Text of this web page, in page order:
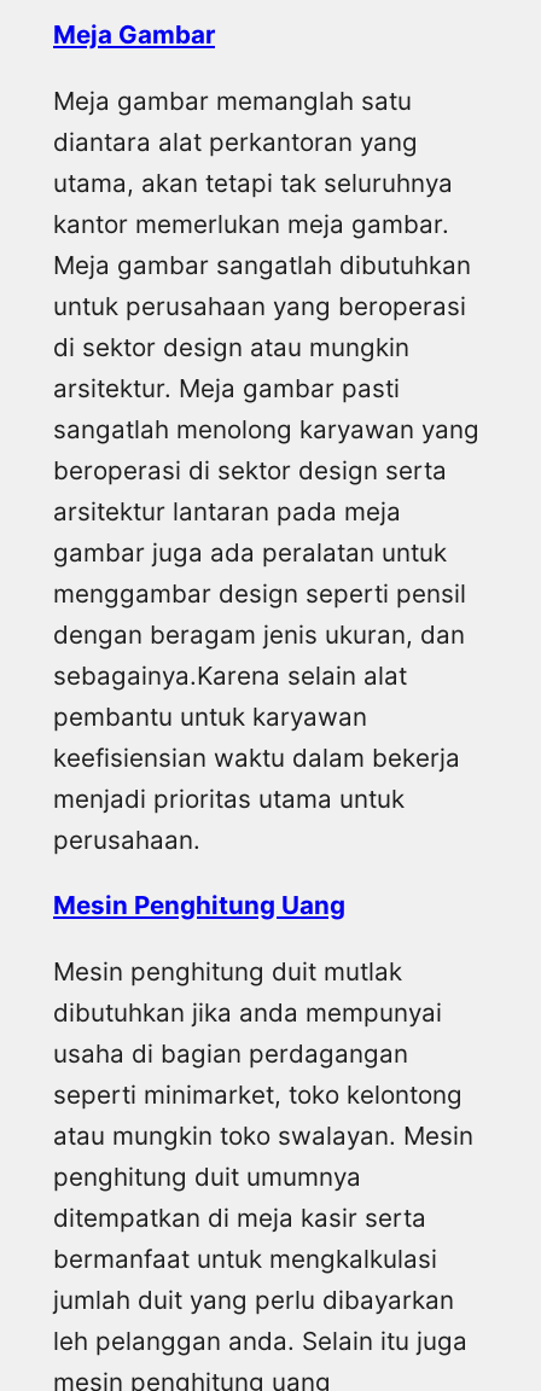
Meja Gambar
Meja gambar memanglah satu
diantara alat perkantoran yang
utama, akan tetapi tak seluruhnya
kantor memerlukan meja gambar.
Meja gambar sangatlah dibutuhkan
untuk perusahaan yang beroperasi
di sektor design atau mungkin
arsitektur. Meja gambar pasti
sangatlah menolong karyawan yang
beroperasi di sektor design serta
arsitektur lantaran pada meja
gambar juga ada peralatan untuk
menggambar design seperti pensil
dengan beragam jenis ukuran, dan
sebagainya.Karena selain alat
pembantu untuk karyawan
keefisiensian waktu dalam bekerja
menjadi prioritas utama untuk
perusahaan.
Mesin Penghitung Uang
Mesin penghitung duit mutlak
dibutuhkan jika anda mempunyai
usaha di bagian perdagangan
seperti minimarket, toko kelontong
atau mungkin toko swalayan. Mesin
penghitung duit umumnya
ditempatkan di meja kasir serta
bermanfaat untuk mengkalkulasi
jumlah duit yang perlu dibayarkan
leh pelanggan anda. Selain itu juga
mesin penghitung uang